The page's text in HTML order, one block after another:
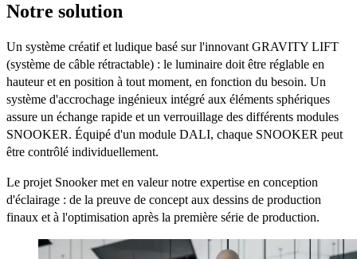
Notre solution
Un système créatif et ludique basé sur l'innovant GRAVITY LIFT
(système de câble rétractable) : le luminaire doit être réglable en
hauteur et en position à tout moment, en fonction du besoin. Un
système d'accrochage ingénieux intégré aux éléments sphériques
assure un échange rapide et un verrouillage des différents modules
SNOOKER. Équipé d'un module DALI, chaque SNOOKER peut
être contrôlé individuellement.
Le projet Snooker met en valeur notre expertise en conception
d'éclairage : de la preuve de concept aux dessins de production
finaux et à l'optimisation après la première série de production.